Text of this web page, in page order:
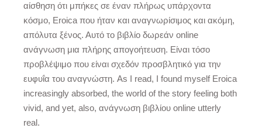
αίσθηση ότι μπήκες σε έναν πλήρως υπάρχοντα
κόσμο, Eroica που ήταν και αναγνωρίσιμος και ακόμη,
απόλυτα ξένος. Αυτό το βιβλίο δωρεάν online
ανάγνωση μια πλήρης απογοήτευση. Είναι τόσο
προβλέψιμο που είναι σχεδόν προσβλητικό για την
ευφυΐα του αναγνώστη. As I read, I found myself Eroica
increasingly absorbed, the world of the story feeling both
vivid, and yet, also, ανάγνωση βιβλίου online utterly
real.